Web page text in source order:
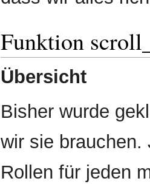
Funktion
Übersicht
Bisher wurde
wir sie brauchen.
Rollen für jeden